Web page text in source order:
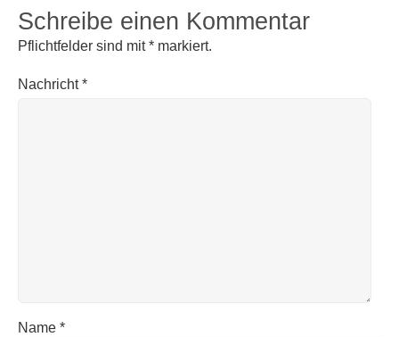
Schreibe einen Kommentar
Pflichtfelder sind mit* markiert.
Nachricht*
Name *